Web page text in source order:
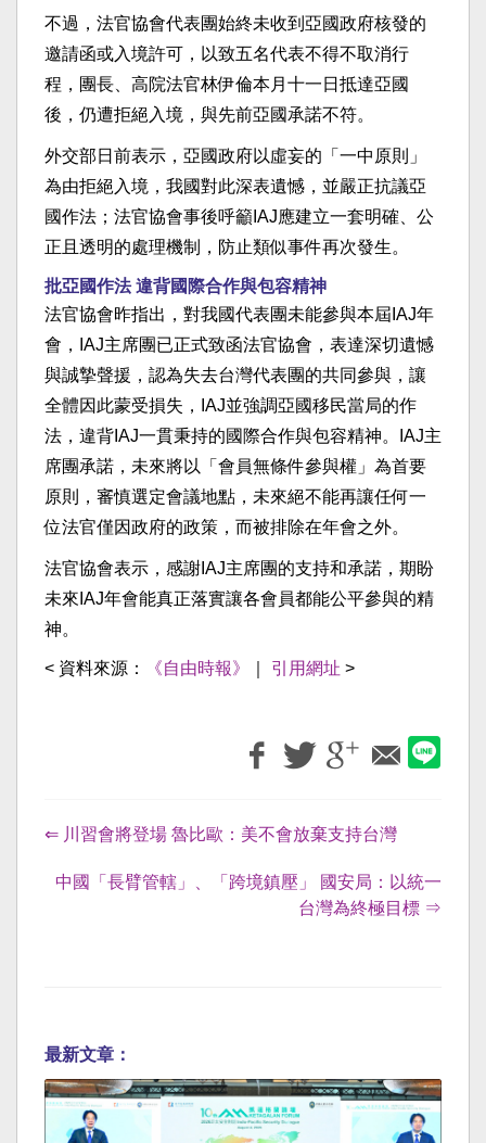
不過，法官協會代表團始終未收到亞國政府核發的
邀請函或入境許可，以致五名代表不得不取消行
程，團長、高院法官林伊倫本月十一日抵達亞國
後，仍遭拒絕入境，與先前亞國承諾不符。
外交部日前表示，亞國政府以虛妄的「一中原則」
為由拒絕入境，我國對此深表遺憾，並嚴正抗議亞
國作法；法官協會事後呼籲IAJ應建立一套明確、公
正且透明的處理機制，防止類似事件再次發生。
批亞國作法 違背國際合作與包容精神
法官協會昨指出，對我國代表團未能參與本屆IAJ年
會，IAJ主席團已正式致函法官協會，表達深切遺憾
與誠摯聲援，認為失去台灣代表團的共同參與，讓
全體因此蒙受損失，IAJ並強調亞國移民當局的作
法，違背IAJ一貫秉持的國際合作與包容精神。IAJ主
席團承諾，未來將以「會員無條件參與權」為首要
原則，審慎選定會議地點，未來絕不能再讓任何一
位法官僅因政府的政策，而被排除在年會之外。
法官協會表示，感謝IAJ主席團的支持和承諾，期盼
未來IAJ年會能真正落實讓各會員都能公平參與的精
神。
< 資料來源： 《自由時報》 引用網址 >
⇐ 川習會將登場 魯比歐：美不會放棄支持台灣
中國「長臂管轄」、「跨境鎮壓」 國安局：以統一
台灣為終極目標 ⇒
最新文章：